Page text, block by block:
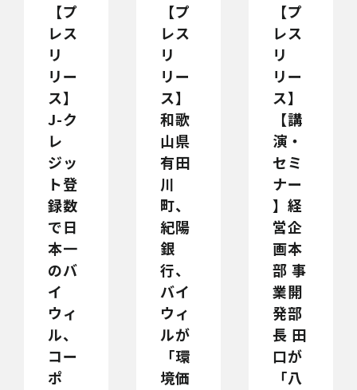
【プ
レス
リ
リー
ス】
J-ク
レ
ジッ
ト登
録数
で日
本一
のバ
イ
ウィ
ル、
コー
ポ
【プ
レス
リ
リー
ス】
和歌
山県
有田
川
町、
紀陽
銀
行、
バイ
ウィ
ルが
「環
境価
【プ
レス
リ
リー
ス】
【講
演・
セミ
ナー
】経
営企
画本
部 事
業開
発部
長 田
口が
「八